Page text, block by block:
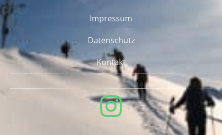
Impressum
Datenschutz
Kontakt